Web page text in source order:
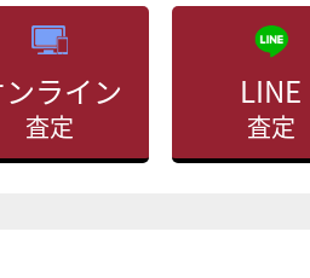
ライン
査定
LINE
査定